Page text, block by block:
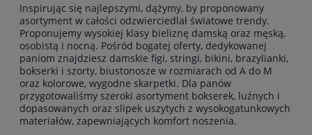
Inspirując się najlepszymi, dążymy, by proponowany
asortyment w całości odzwierciedlał światowe trendy.
Proponujemy wysokiej klasy bieliznę damską oraz męską,
osobistą i nocną. Pośród bogatej oferty, dedykowanej
paniom znajdziesz damskie figi, stringi, bikini, brazylianki,
bokserki i szorty, biustonosze w rozmiarach od A do M
oraz kolorowe, wygodne skarpetki. Dla panów
przygotowaliśmy szeroki asortyment bokserek, luźnych i
dopasowanych oraz slipek uszytych z wysokogatunkowych
materiałów, zapewniających komfort noszenia.